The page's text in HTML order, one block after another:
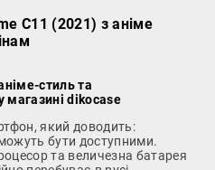
C11 (2021) з аніме
стиль та
магазині dikocase
який доводить:
можуть бути доступними.
та величезна батарея